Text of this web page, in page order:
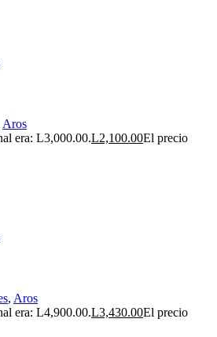
Aros
era: L3,000.00.L2,100.00El precio
, Aros
era: L4,900.00.L3,430.00El precio